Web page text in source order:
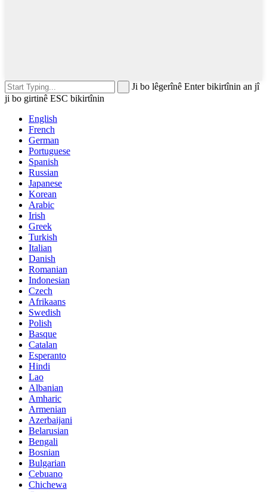
Ji bo lêgerînê Enter bikirtînin an jî
ji bo girtinê ESC bikirtînin
English
French
German
Portuguese
Spanish
Russian
Japanese
Korean
Arabic
Irish
Greek
Turkish
Italian
Danish
Romanian
Indonesian
Czech
Afrikaans
Swedish
Polish
Basque
Catalan
Esperanto
Hindi
Lao
Albanian
Amharic
Armenian
Azerbaijani
Belarusian
Bengali
Bosnian
Bulgarian
Cebuano
Chichewa